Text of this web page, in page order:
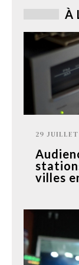
À
29
villes